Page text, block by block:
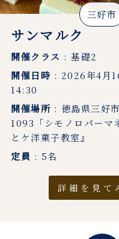
三好市
サンマルク
開催クラス : 基礎2
開催日時 : 2026年4月
14:30
開催場所 : 徳島県三好
1093「シモノロパーマ
とケ洋菓子教室』
定員 : 5名
詳細を見て